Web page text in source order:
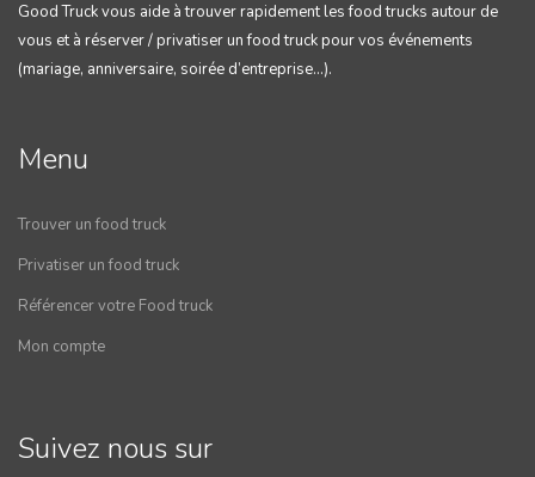
Good Truck vous aide à trouver rapidement les food trucks autour de
vous et à réserver / privatiser un food truck pour vos événements
(mariage, anniversaire, soirée d’entreprise…).
Menu
Trouver un food truck
Privatiser un food truck
Référencer votre Food truck
Mon compte
Suivez nous sur